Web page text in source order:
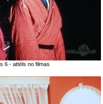
6 - attēls no filmas